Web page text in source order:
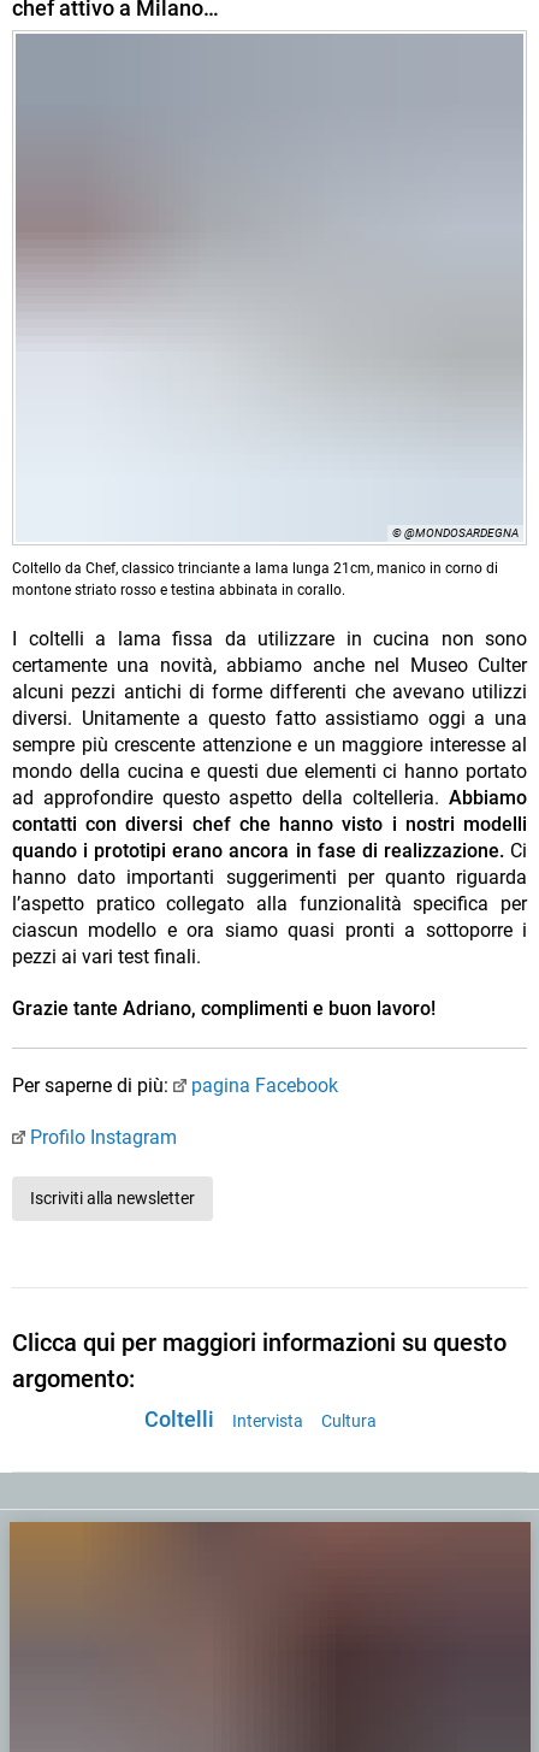
chef attivo a Milano…
© @MONDOSARDEGNA
Coltello da Chef, classico trinciante a lama lunga 21cm, manico in corno di
montone striato rosso e testina abbinata in corallo.
I coltelli a lama fissa da utilizzare in cucina non sono
certamente una novità, abbiamo anche nel Museo Culter
alcuni pezzi antichi di forme differenti che avevano utilizzi
diversi. Unitamente a questo fatto assistiamo oggi a una
sempre più crescente attenzione e un maggiore interesse al
mondo della cucina e questi due elementi ci hanno portato
ad approfondire questo aspetto della coltelleria. Abbiamo
contatti con diversi chef che hanno visto i nostri modelli
quando i prototipi erano ancora in fase di realizzazione.Ci
hanno dato importanti suggerimenti per quanto riguarda
l’aspetto pratico collegato alla funzionalità specifica per
ciascun modello e ora siamo quasi pronti a sottoporre i
pezzi ai vari test finali.
Grazie tante Adriano, complimenti e buon lavoro!
Per saperne di più: pagina Facebook
Profilo Instagram
Iscriviti alla newsletter
Clicca qui per maggiori informazioni su questo
argomento:
Coltelli Intervista Cultura